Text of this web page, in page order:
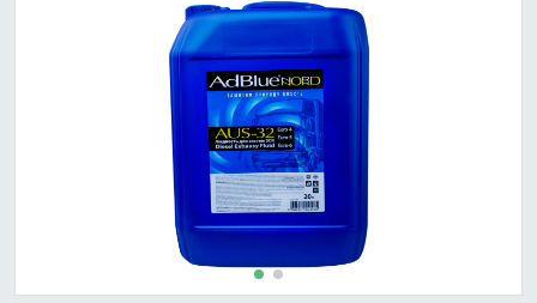
ГИДРАВЛИЧЕСКИЕ МАСЛА
КОНСИСТЕНТНАЯ СМАЗКА
ИНДУСТРИАЛЬНЫЕ МАСЛА
АНТИФРИЗЫ СПЕЦЖИДКОСТИ